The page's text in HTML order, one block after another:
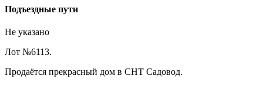
Подъездные пути
Не указано
Лот №6113.
Продаётся прекрасный дом в СНТ Садовод.